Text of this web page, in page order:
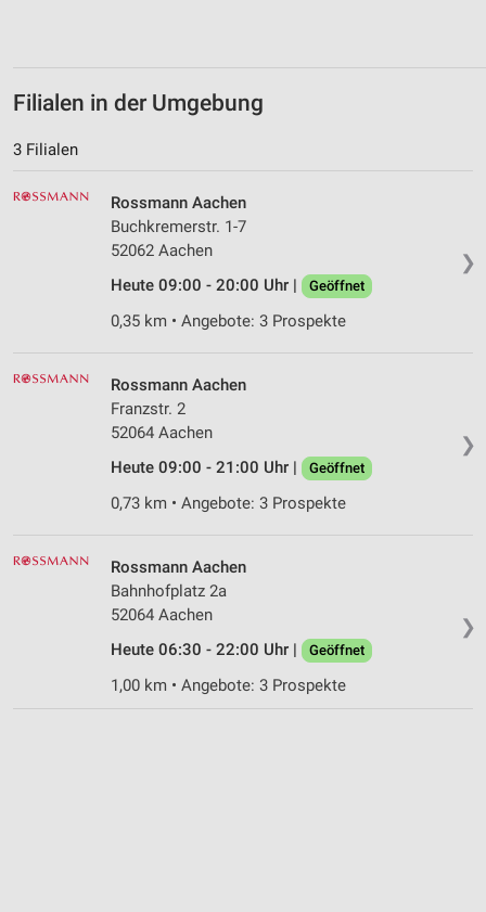
Filialen in der Umgebung
3 Filialen
❯
Rossmann Aachen
Buchkremerstr. 1-7
52062 Aachen
Heute 09:00 - 20:00 Uhr |
Geöffnet
0,35 km • Angebote: 3 Prospekte
❯
Rossmann Aachen
Franzstr. 2
52064 Aachen
Heute 09:00 - 21:00 Uhr |
Geöffnet
0,73 km • Angebote: 3 Prospekte
❯
Rossmann Aachen
Bahnhofplatz 2a
52064 Aachen
Heute 06:30 - 22:00 Uhr |
Geöffnet
1,00 km • Angebote: 3 Prospekte